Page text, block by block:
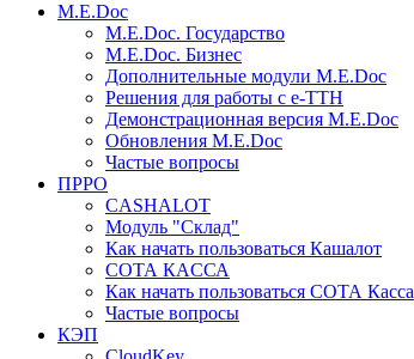
M.E.Doc
M.E.Doc. Государство
M.E.Doc. Бизнес
Дополнительные модули M.E.Doc
Решения для работы с е-ТТН
Демонстрационная версия M.E.Doc
Обновления M.E.Doc
Частые вопросы
ПРРО
CASHALOT
Модуль "Склад"
Как начать пользоваться Кашалот
СОТА КАCСА
Как начать пользоваться СОТА Касса
Частые вопросы
КЭП